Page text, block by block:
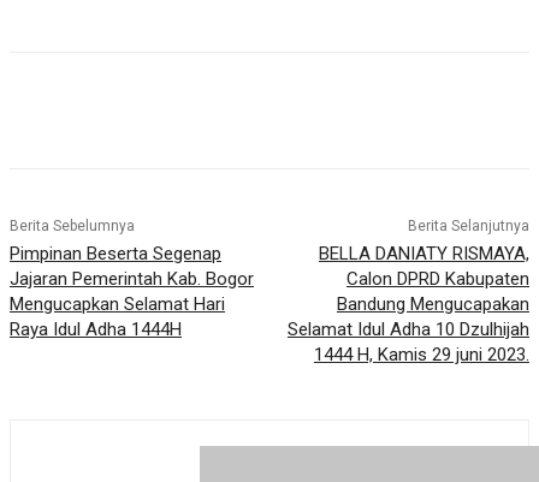
Berita Sebelumnya
Pimpinan Beserta Segenap
Jajaran Pemerintah Kab. Bogor
Mengucapkan Selamat Hari
Raya Idul Adha 1444H
Berita Selanjutnya
BELLA DANIATY RISMAYA,
Calon DPRD Kabupaten
Bandung Mengucapakan
Selamat Idul Adha 10 Dzulhijah
1444 H, Kamis 29 juni 2023.